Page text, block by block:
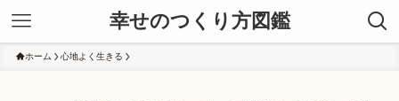
幸せのつくり方図鑑
ホーム 心地よく生きる